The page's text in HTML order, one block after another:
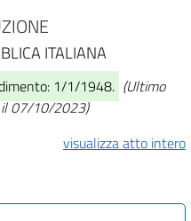
ITALIANA
1/1/1948. (Ultimo
07/10/2023)
visualizza atto intero